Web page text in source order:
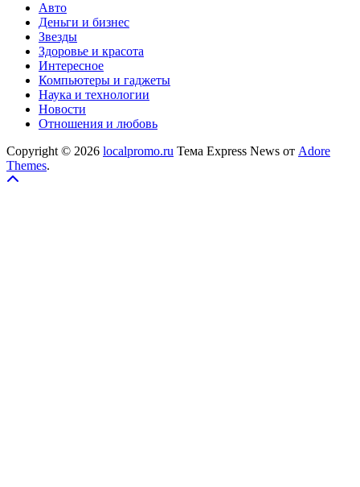
Авто
Деньги и бизнес
Звезды
Здоровье и красота
Интересное
Компьютеры и гаджеты
Наука и технологии
Новости
Отношения и любовь
Copyright © 2026 localpromo.ru Тема Express News от Adore
Themes.